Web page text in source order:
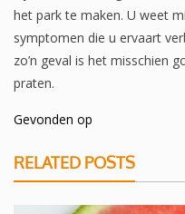
het park te maken. U weet
symptomen die u ervaart
zo’n geval is het misschien
praten.
Gevonden op
RELATED POSTS